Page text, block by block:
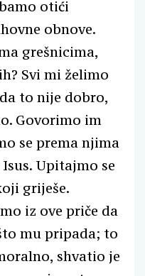
otići
obnove.
grešnicima,
Svi mi želimo
to nije dobro,
Govorimo im
se prema njima
Upitajmo se
griješe.
iz ove priče da
mu pripada; to
shvatio je